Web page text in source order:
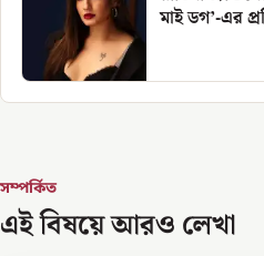
মাই ডগ’-এর
সম্পর্কিত
এই বিষয়ে আরও লেখা